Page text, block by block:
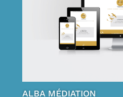
ALBA MÉDIATION